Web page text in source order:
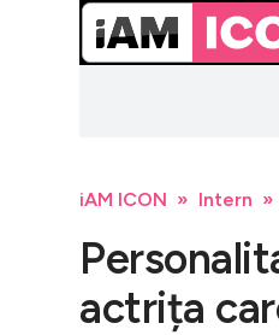
iAM ICON Intern
actrița